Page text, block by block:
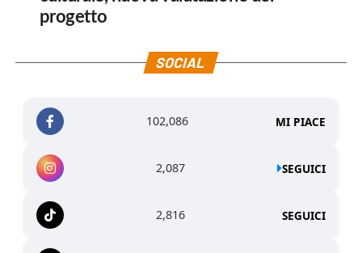
progetto
SOCIAL
102,086 MI PIACE
2,087 SEGUICI
2,816 SEGUICI